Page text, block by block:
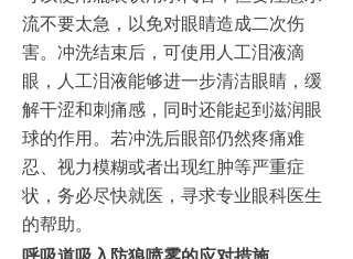
流不要太急，以免对眼睛造成二次伤
害。冲洗结束后，可使用人工泪液滴
眼，人工泪液能够进一步清洁眼睛，缓
解干涩和刺痛感，同时还能起到滋润眼
球的作用。若冲洗后眼部仍然疼痛难
忍、视力模糊或者出现红肿等严重症
状，务必尽快就医，寻求专业眼科医生
的帮助。